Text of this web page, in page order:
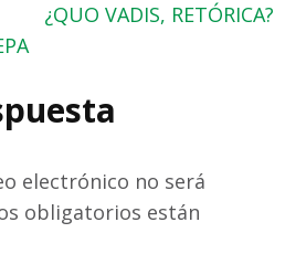
¿QUO VADIS, RETÓRICA?
electrónico no será
obligatorios están